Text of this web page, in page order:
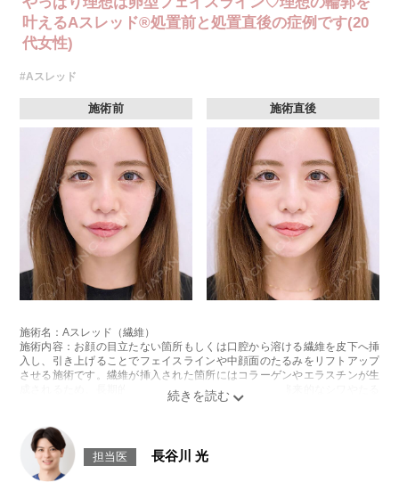
叶えるAスレッド®処置前と処置直後の症例です(20
代女性)
#Aスレッド
施術前 施術直後
施術名：Aスレッド（繊維）
施術内容：お顔の目立たない箇所もしくは口腔から溶ける繊維を皮下へ挿
入し、引き上げることでフェイスラインや中顔面のたるみをリフトアップ
させる施術です。繊維が挿入された箇所にはコラーゲンやエラスチンが生
成されるため、長期的な美肌効果、肌質の改善効果、将来的なシワやたる
みの予防効果が期待できます。
リスク、副作用：腫れ、内出血、疼痛、頭痛、引き攣れ感などが生じるこ
とがございます。また、稀ではありますが、施術部位の細菌感染症、皮膚
のよれ、繊維の突出などが生じることがございます。化膿止め・痛み止め
を処方しております。服用により、何か異常があれば服用を中止してくだ
担当医 長谷川 光